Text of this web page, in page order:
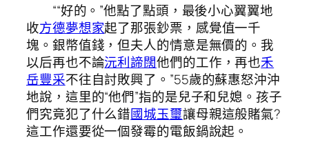
““好的。”他點了點頭，最後小心翼翼地
收方德夢想家起了那張鈔票，感覺值一千
塊。銀幣值錢，但夫人的情意是無價的。我
以后再也不論沅利諦闊他們的工作，再也禾
岳豐采不往自討敗興了。”55歲的蘇惠怒沖沖
地說，這里的“他們”指的是兒子和兒媳。孩子
們究竟犯了什么錯國城玉璽讓母親這般賭氣?
這工作還要從一個發霉的電飯鍋說起。